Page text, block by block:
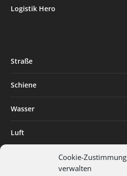
Cookie-Zustimmung
verwalten
Logistik Hero
Straße
Schiene
Wasser
Luft